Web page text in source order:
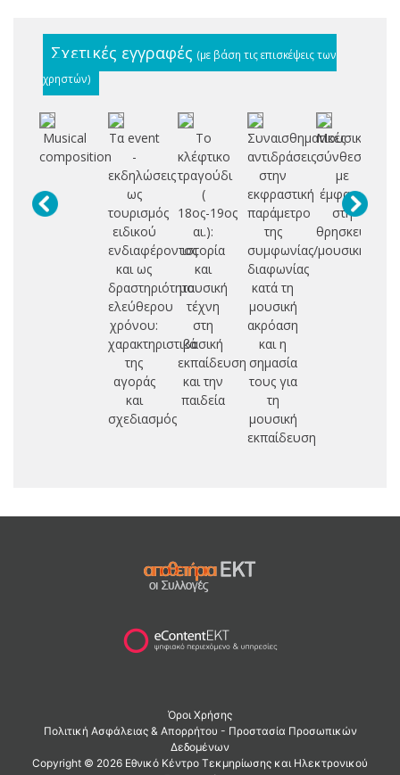
Σχετικές εγγραφές (με βάση τις επισκέψεις των
χρηστών)
Musical
composition
Τα event
-
εκδηλώσεις
ως
τουρισμός
ειδικού
ενδιαφέροντος
και ως
δραστηριότητα
ελεύθερου
χρόνου:
χαρακτηριστικά
της
αγοράς
και
σχεδιασμός
Το
κλέφτικο
τραγούδι
(
18ος-19ος
αι.):
ιστορία
και
μουσική
τέχνη
στη
βασική
εκπαίδευση
και την
παιδεία
Συναισθηματικές
αντιδράσεις
στην
εκφραστική
παράμετρο
της
συμφωνίας/
διαφωνίας
κατά τη
μουσική
ακρόαση
και η
σημασία
τους για
τη
μουσική
εκπαίδευση
Μουσική
σύνθεση
με
έμφαση
στη
θρησκευτική
μουσική